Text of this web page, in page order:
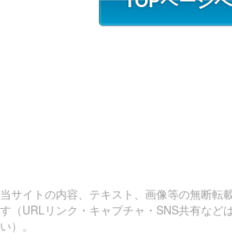
当サイトの内容、テキスト、画像等の無断転
す（URLリンク・キャプチャ・SNS共有など
い）。